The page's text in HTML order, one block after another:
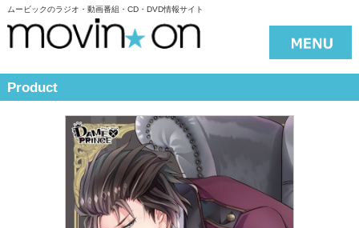
ムービックのラジオ・動画番組・CD・DVD情報サイト
Product